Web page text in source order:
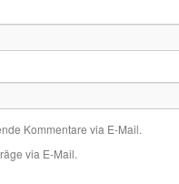
Kommentare via E-Mail.
via E-Mail.